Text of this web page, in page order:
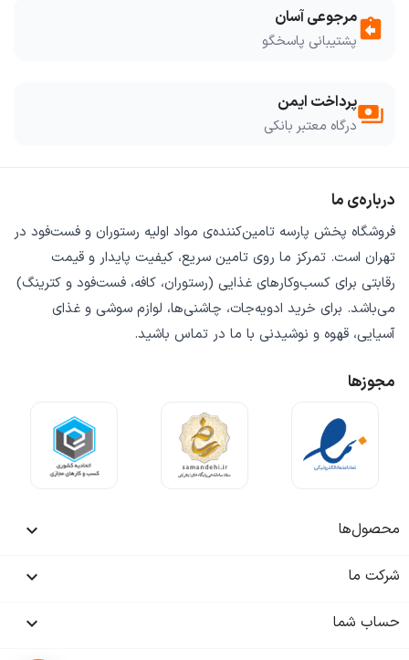
assignment_returnمرجوعی آسان
پشتیبانی پاسخگو
paymentsپرداخت ایمن
درگاه معتبر بانکی
درباره‌ی ما
فروشگاه پخش پارسه تامین‌کننده‌ی مواد اولیه رستوران و فست‌فود در
تهران است. تمرکز ما روی تامین سریع، کیفیت پایدار و قیمت
رقابتی برای کسب‌وکارهای غذایی (رستوران، کافه، فست‌فود و کترینگ)
می‌باشد. برای خرید ادویه‌جات، چاشنی‌ها، لوازم سوشی و غذای
آسیایی، قهوه و نوشیدنی با ما در تماس باشید.
مجوزها
محصول‌ها 
شرکت ما 
حساب شما 